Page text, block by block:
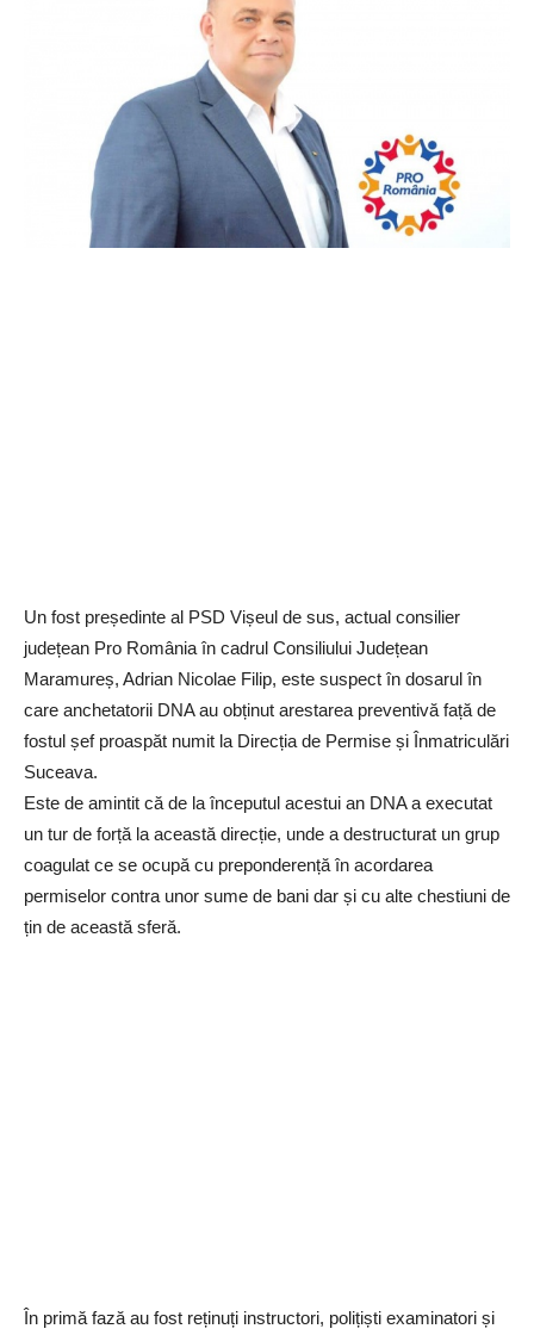
Un fost președinte al PSD Vișeul de sus, actual consilier
județean Pro România în cadrul Consiliului Județean
Maramureș, Adrian Nicolae Filip, este suspect în dosarul în
care anchetatorii DNA au obținut arestarea preventivă față de
fostul șef proaspăt numit la Direcția de Permise și Înmatriculări
Suceava.
Este de amintit că de la începutul acestui an DNA a executat
un tur de forță la această direcție, unde a destructurat un grup
coagulat ce se ocupă cu preponderență în acordarea
permiselor contra unor sume de bani dar și cu alte chestiuni de
țin de această sferă.
În primă fază au fost reținuți instructori, polițiști examinatori și